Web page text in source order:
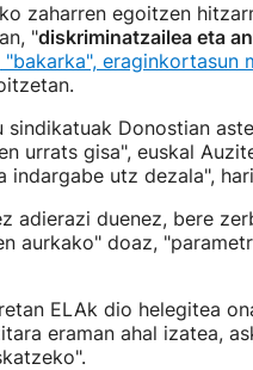
zaharren egoitzen
"diskriminatzailea eta
"bakarka", eraginkortasun
sindikatuak Donostian
urrats gisa", euskal
indargabe utz dezala",
adierazi duenez, bere
aurkako" doaz,
ELAk dio helegitea
eraman ahal izatea,